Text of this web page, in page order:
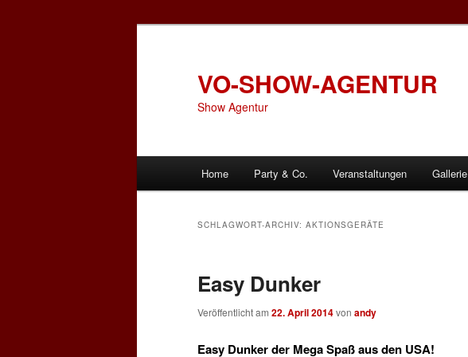
VO-SHOW-AGENTUR
Show Agentur
Home Party & Co. Veranstaltungen Gallerie
SCHLAGWORT-ARCHIV: AKTIONSGERÄTE
Easy Dunker
Veröffentlicht am 22. April 2014von andy
Easy Dunker der Mega Spaß aus den USA!